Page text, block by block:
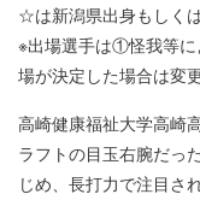
☆は新潟県出身もしく
※出場選手は①怪我等
場が決定した場合は変
高崎健康福祉大学高崎
ラフトの目玉右腕だっ
じめ、長打力で注目さ